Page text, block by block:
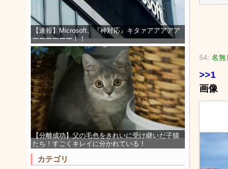
【速報】Microsoft、『神対応』キタァアアアアア
ーーーーーー！！
【分離成功】父の毛色をきれいに受け継いだ子猫
たち！すごくキレイに分かれている！
カテゴリ
54: 名無
>>1
画像